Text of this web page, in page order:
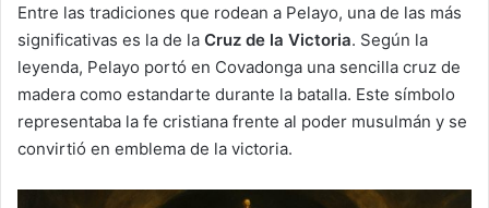
Entre las tradiciones que rodean a Pelayo, una de las más
significativas es la de la Cruz de la Victoria. Según la
leyenda, Pelayo portó en Covadonga una sencilla cruz de
madera como estandarte durante la batalla. Este símbolo
representaba la fe cristiana frente al poder musulmán y se
convirtió en emblema de la victoria.